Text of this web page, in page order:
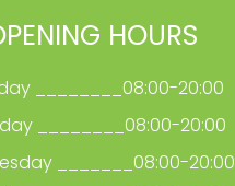
HOURS
________08:00-20:00
________08:00-20:00
_______08:00-20:00